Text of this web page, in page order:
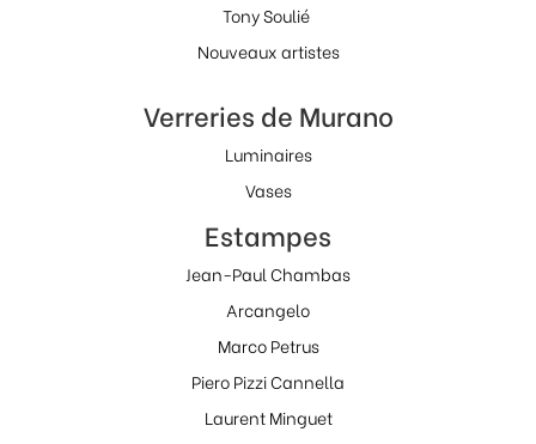
Tony Soulié
Nouveaux artistes
Verreries de Murano
Luminaires
Vases
Estampes
Jean-Paul Chambas
Arcangelo
Marco Petrus
Piero Pizzi Cannella
Laurent Minguet